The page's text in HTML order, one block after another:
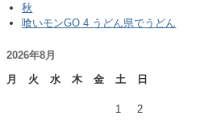
秋
喰いモンGO 4 うどん県でうどん
2026年8月
月
火 水 木 金 土 日
1 2